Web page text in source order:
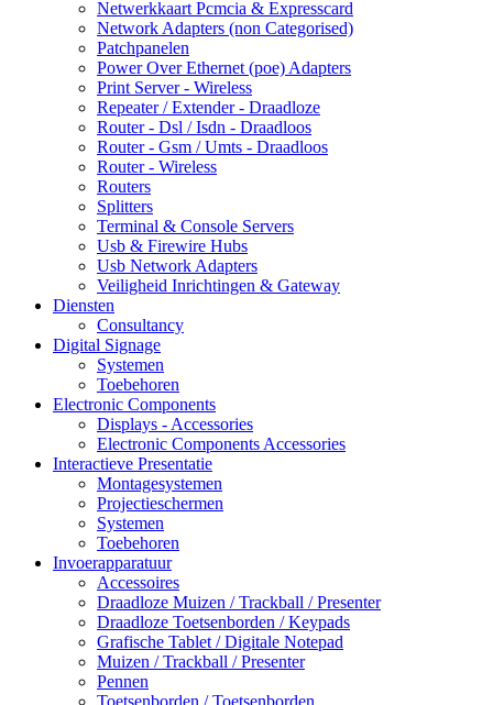
Netwerkkaart Pcmcia & Expresscard
Network Adapters (non Categorised)
Patchpanelen
Power Over Ethernet (poe) Adapters
Print Server - Wireless
Repeater / Extender - Draadloze
Router - Dsl / Isdn - Draadloos
Router - Gsm / Umts - Draadloos
Router - Wireless
Routers
Splitters
Terminal & Console Servers
Usb & Firewire Hubs
Usb Network Adapters
Veiligheid Inrichtingen & Gateway
Diensten
Consultancy
Digital Signage
Systemen
Toebehoren
Electronic Components
Displays - Accessories
Electronic Components Accessories
Interactieve Presentatie
Montagesystemen
Projectieschermen
Systemen
Toebehoren
Invoerapparatuur
Accessoires
Draadloze Muizen / Trackball / Presenter
Draadloze Toetsenborden / Keypads
Grafische Tablet / Digitale Notepad
Muizen / Trackball / Presenter
Pennen